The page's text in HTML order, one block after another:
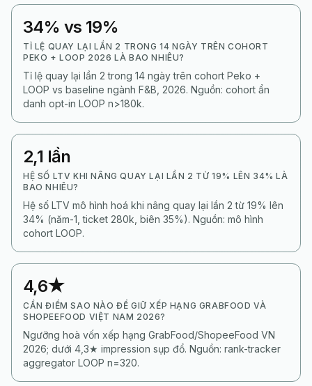
34% vs 19%
TỈ LỆ QUAY LẠI LẦN 2 TRONG 14 NGÀY TRÊN COHORT
PEKO + LOOP 2026 LÀ BAO NHIÊU?
Tỉ lệ quay lại lần 2 trong 14 ngày trên cohort Peko +
LOOP vs baseline ngành F&B, 2026. Nguồn: cohort ẩn
danh opt-in LOOP n>180k.
2,1 lần
HỆ SỐ LTV KHI NÂNG QUAY LẠI LẦN 2 TỪ 19% LÊN 34% LÀ
BAO NHIÊU?
Hệ số LTV mô hình hoá khi nâng quay lại lần 2 từ 19% lên
34% (năm-1, ticket 280k, biên 35%). Nguồn: mô hình
cohort LOOP.
4,6★
CẦN ĐIỂM SAO NÀO ĐỂ GIỮ XẾP HẠNG GRABFOOD VÀ
SHOPEEFOOD VIỆT NAM 2026?
Ngưỡng hoà vốn xếp hạng GrabFood/ShopeeFood VN
2026; dưới 4,3★ impression sụp đổ. Nguồn: rank-tracker
aggregator LOOP n=320.